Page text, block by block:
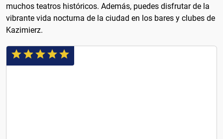
muchos teatros históricos. Además, puedes disfrutar de la
vibrante vida nocturna de la ciudad en los bares y clubes de
Kazimierz.